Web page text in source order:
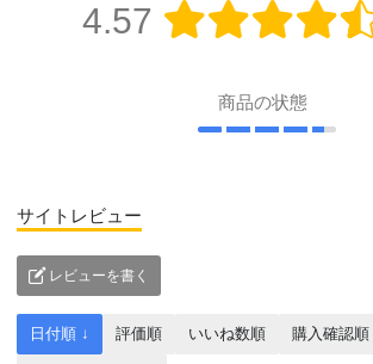
4.57
商品の状態
サイトレビュー
レビューを書く
日付順 ↓ 評価順 いいね数順 購入確認順